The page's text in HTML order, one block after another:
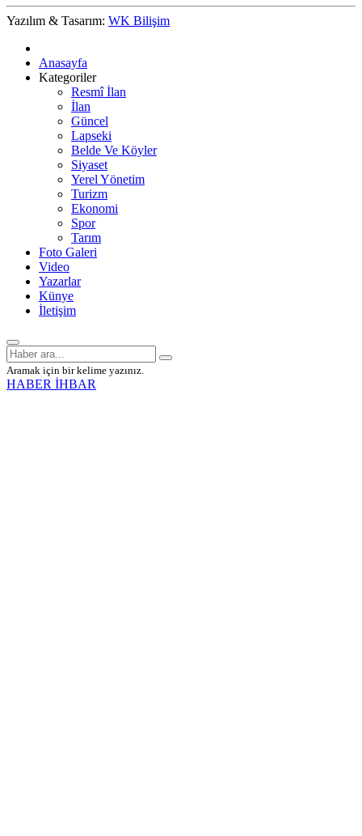
Yazılım & Tasarım: WK Bilişim
Anasayfa
Kategoriler
Resmî İlan
İlan
Güncel
Lapseki
Belde Ve Köyler
Siyaset
Yerel Yönetim
Turizm
Ekonomi
Spor
Tarım
Foto Galeri
Video
Yazarlar
Künye
İletişim
Aramak için bir kelime yazınız.
HABER İHBAR